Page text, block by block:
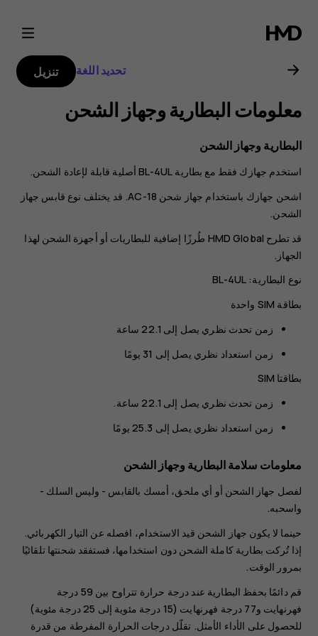
دليل
مستخدم
Nokia
3310
تحديد اللغة تنزيل
معلومات البطارية وجهاز الشحن
البطارية وجهاز الشحن
استخدم جهازك فقط مع بطارية BL-4UL أصلية قابلة لإعادة الشحن.
اشحن جهازك باستخدام جهاز شحن AC-18. قد يختلف نوع قابس جهاز
الشحن.
قد تطرح HMD Global طُرزًا إضافية للبطاريات أو أجهزة الشحن لهذا
الجهاز.
نوع البطارية: BL-4UL
بطاقة SIM واحدة
زمن تحدث نظري يصل إلى 22.1 ساعة
زمن استعداد نظري يصل إلى 31 يومًا
بطاقتا SIM
زمن تحدث نظري يصل إلى 22.1 ساعة.
زمن استعداد نظري يصل إلى 25.3 يومًا
معلومات سلامة البطارية وجهاز الشحن
لفصل جهاز الشحن أو أي ملحق، أمسك بالقابس - وليس السلك -
واسحبه.
حينما لا يكون جهاز الشحن قيد الاستخدام، افصله عن التيار الكهربائي.
إذا تُركت بطارية كاملة الشحن دون استخدامها، فستفقد شحنتها تلقائيًا
بمرور الوقت.
قم دائمًا بحفظ البطارية عند درجة حرارة تتراوح بين 59 درجة
فهرنهايت و77 درجة فهرنهايت (15 درجة مئوية إلى 25 درجة مئوية)
للحصول على الأداء الأمثل. تقلّل درجات الحرارة المفرطة من قدرة